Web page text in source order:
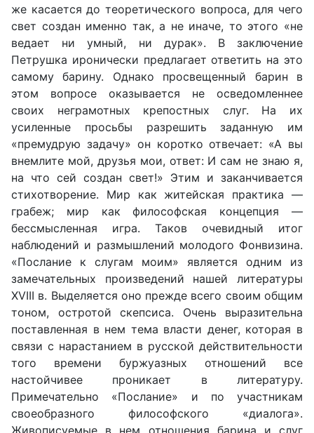
же касается до теоретического вопроса, для чего
свет создан именно так, а не иначе, то этого «не
ведает ни умный, ни дурак». В заключение
Петрушка иронически предлагает ответить на это
самому барину. Однако просвещенный барин в
этом вопросе оказывается не осведомленнее
своих неграмотных крепостных слуг. На их
усиленные просьбы разрешить заданную им
«премудрую задачу» он коротко отвечает: «А вы
внемлите мой, друзья мои, ответ: И сам не знаю я,
на что сей создан свет!» Этим и заканчивается
стихотворение. Мир как житейская практика —
грабеж; мир как философская концепция —
бессмысленная игра. Таков очевидный итог
наблюдений и размышлений молодого Фонвизина.
«Послание к слугам моим» является одним из
замечательных произведений нашей литературы
XVIII в. Выделяется оно прежде всего своим общим
тоном, остротой скепсиса. Очень выразительна
поставленная в нем тема власти денег, которая в
связи с нарастанием в русской действительности
того времени буржуазных отношений все
настойчивее проникает в литературу.
Примечательно «Послание» и по участникам
своеобразного философского «диалога».
Живописуемые в нем отношения барина и слуг